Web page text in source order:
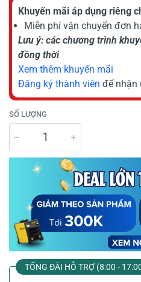
Khuyến mãi áp dụng riêng
Miễn phí vận chuyển đơn
Lưu ý: các chương trình
đồng thời
Xem thêm khuyến mãi
Đăng ký thành viên để nhận
SỐ LƯỢNG
TỔNG ĐÀI HỖ TRỢ (8:00 -